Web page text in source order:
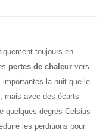
toujours en
pertes de chaleur vers
importantes la nuit que le
mais avec des écarts
quelques degrés Celsius
les perditions pour